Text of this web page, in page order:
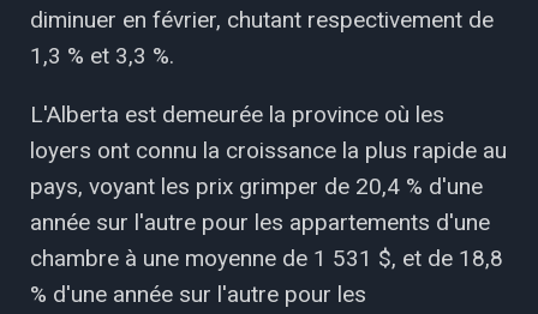
diminuer en février, chutant respectivement de
1,3 % et 3,3 %.
L'Alberta est demeurée la province où les
loyers ont connu la croissance la plus rapide au
pays, voyant les prix grimper de 20,4 % d'une
année sur l'autre pour les appartements d'une
chambre à une moyenne de 1 531 $, et de 18,8
% d'une année sur l'autre pour les